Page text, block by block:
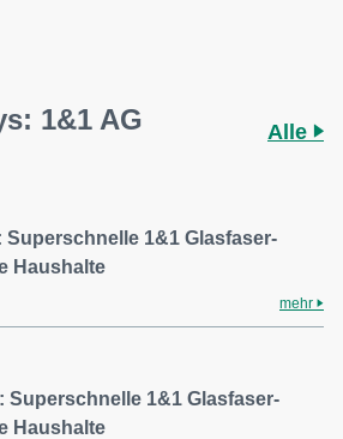
1&1 AG Alle
Superschnelle 1&1 Glasfaser-
Haushalte
mehr
Superschnelle 1&1 Glasfaser-
Haushalte